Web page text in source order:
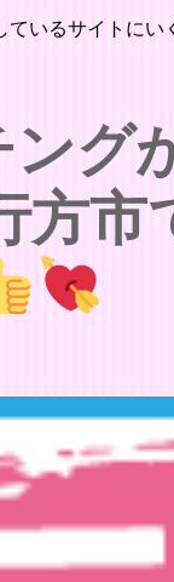
ているサイトにい
グ
方市